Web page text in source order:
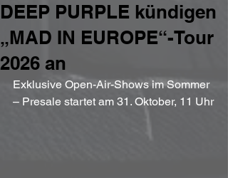
DEEP PURPLE kündigen
„MAD IN EUROPE“-Tour
2026 an
Exklusive Open-Air-Shows im Sommer
– Presale startet am 31. Oktober, 11 Uhr